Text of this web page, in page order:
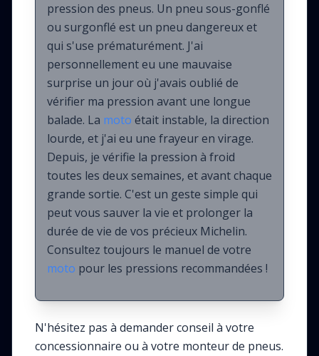
pression des pneus. Un pneu sous-gonflé
ou surgonflé est un pneu dangereux et
qui s'use prématurément. J'ai
personnellement eu une mauvaise
surprise un jour où j'avais oublié de
vérifier ma pression avant une longue
balade. La moto était instable, la direction
lourde, et j'ai eu une frayeur en virage.
Depuis, je vérifie la pression à froid
toutes les deux semaines, et avant chaque
grande sortie. C'est un geste simple qui
peut vous sauver la vie et prolonger la
durée de vie de vos précieux Michelin.
Consultez toujours le manuel de votre
moto pour les pressions recommandées !
N'hésitez pas à demander conseil à votre
concessionnaire ou à votre monteur de pneus.